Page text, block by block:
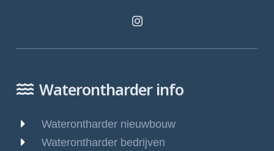
Waterontharder info
Waterontharder nieuwbouw
Waterontharder bedrijven